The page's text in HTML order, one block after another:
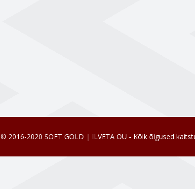
© 2016-2020 SOFT GOLD | ILVETA OÜ - Kõik õigused